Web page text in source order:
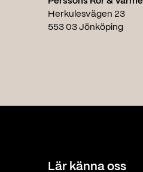
Herkulesvägen 23
553 03 Jönköping
Lär känna oss